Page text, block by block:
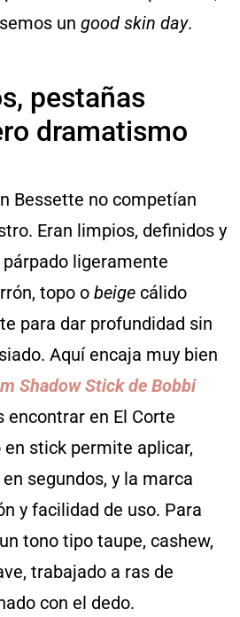
un good skin day.
pestañas
dramatismo
Bessette no competían
Eran limpios, definidos y
ligeramente
topo o beige cálido
para dar profundidad sin
Aquí encaja muy bien
Shadow Stick de Bobbi
encontrar en El Corte
stick permite aplicar,
segundos, y la marca
y facilidad de uso. Para
tono tipo taupe, cashew,
trabajado a ras de
con el dedo.